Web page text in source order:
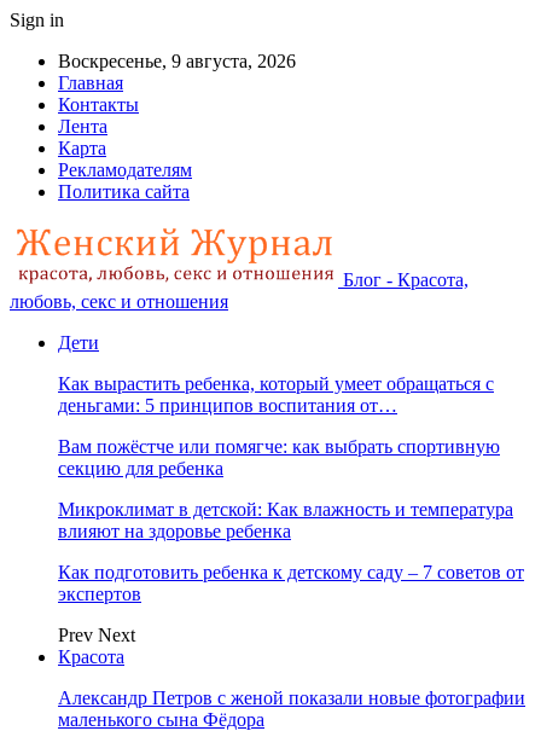
Sign in
Воскресенье, 9 августа, 2026
Главная
Контакты
Лента
Карта
Рекламодателям
Политика сайта
Блог - Красота,
любовь, секс и отношения
Дети
Как вырастить ребенка, который умеет обращаться с
деньгами: 5 принципов воспитания от…
Вам пожёстче или помягче: как выбрать спортивную
секцию для ребенка
Микроклимат в детской: Как влажность и температура
влияют на здоровье ребенка
Как подготовить ребенка к детскому саду – 7 советов от
экспертов
Prev Next
Красота
Александр Петров с женой показали новые фотографии
маленького сына Фёдора